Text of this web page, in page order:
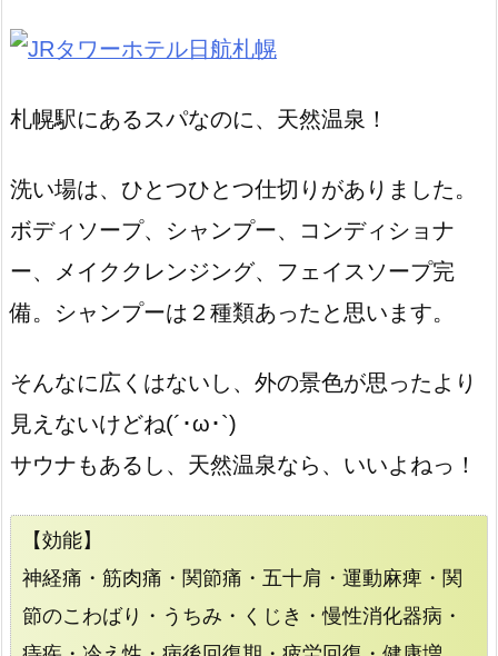
札幌駅にあるスパなのに、天然温泉！
洗い場は、ひとつひとつ仕切りがありました。
ボディソープ、シャンプー、コンディショナ
ー、メイククレンジング、フェイスソープ完
備。シャンプーは２種類あったと思います。
そんなに広くはないし、外の景色が思ったより
見えないけどね(´･ω･`)
サウナもあるし、天然温泉なら、いいよねっ！
【効能】
神経痛・筋肉痛・関節痛・五十肩・運動麻痺・関
節のこわばり・うちみ・くじき・慢性消化器病・